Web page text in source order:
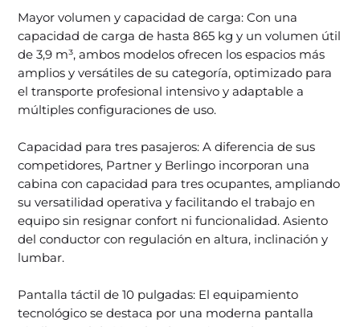
Mayor volumen y capacidad de carga: Con una
capacidad de carga de hasta 865 kg y un volumen útil
de 3,9 m³, ambos modelos ofrecen los espacios más
amplios y versátiles de su categoría, optimizado para
el transporte profesional intensivo y adaptable a
múltiples configuraciones de uso.
Capacidad para tres pasajeros: A diferencia de sus
competidores, Partner y Berlingo incorporan una
cabina con capacidad para tres ocupantes, ampliando
su versatilidad operativa y facilitando el trabajo en
equipo sin resignar confort ni funcionalidad. Asiento
del conductor con regulación en altura, inclinación y
lumbar.
Pantalla táctil de 10 pulgadas: El equipamiento
tecnológico se destaca por una moderna pantalla